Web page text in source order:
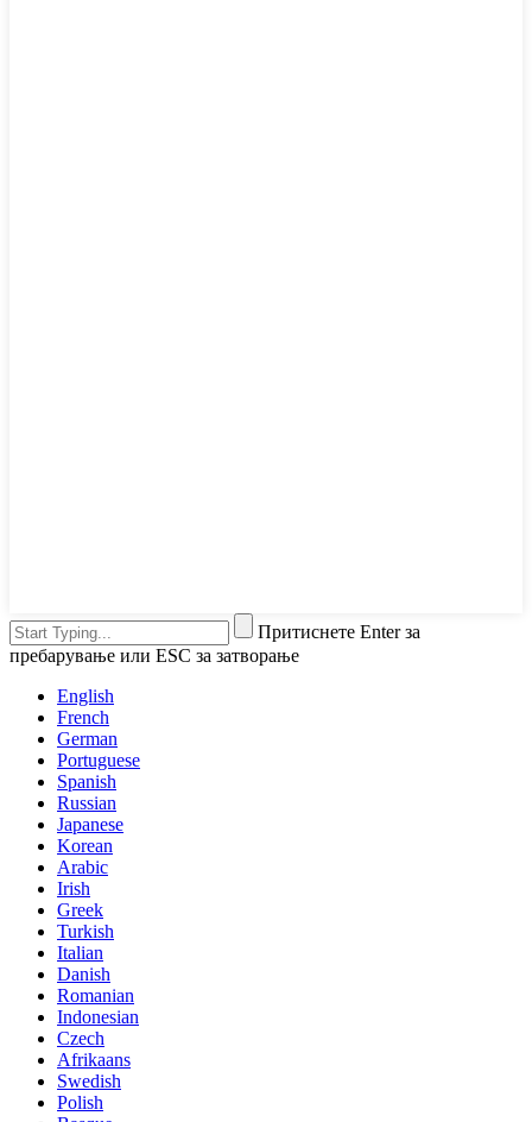
Притиснете Enter за
пребарување или ESC за затворање
English
French
German
Portuguese
Spanish
Russian
Japanese
Korean
Arabic
Irish
Greek
Turkish
Italian
Danish
Romanian
Indonesian
Czech
Afrikaans
Swedish
Polish